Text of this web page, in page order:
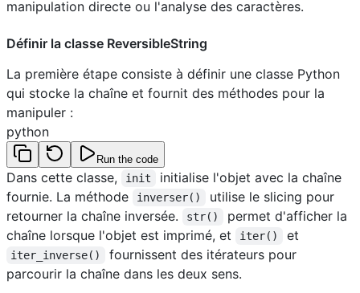
manipulation directe ou l'analyse des caractères.
Définir la classe ReversibleString
La première étape consiste à définir une classe Python
qui stocke la chaîne et fournit des méthodes pour la
manipuler :
python
Run the code
Dans cette classe, init
initialise l'objet avec la chaîne
fournie. La méthode
inverser()
utilise le slicing pour
retourner la chaîne inversée.
str()
permet d'afficher la
chaîne lorsque l'objet est imprimé, et
iter() et
iter_inverse()
fournissent des itérateurs pour
parcourir la chaîne dans les deux sens.